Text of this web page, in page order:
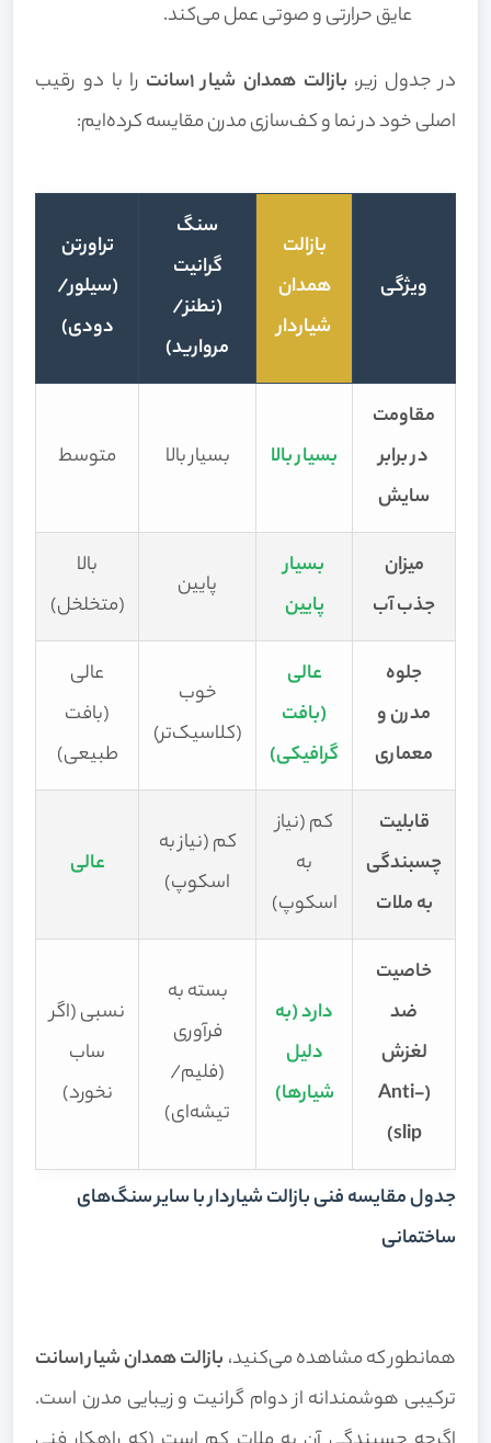
عایق حرارتی و صوتی عمل می‌کند.
در جدول زیر، بازالت همدان شیار 1سانت
را با دو رقیب
اصلی خود در نما و کف‌سازی مدرن مقایسه کرده‌ایم:
جدول مقایسه فنی بازالت شیاردار با سایر سنگ‌های
ساختمانی
ویژگی
بازالت
همدان
شیاردار
سنگ
گرانیت
(نطنز/
مروارید)
تراورتن
(سیلور/
دودی)
مقاومت
در برابر
سایش
بسیار بالا بسیار بالا متوسط
میزان
جذب آب
بسیار
پایین
پایین
بالا
(متخلخل)
جلوه
مدرن و
معماری
عالی
(بافت
گرافیکی)
خوب
(کلاسیک‌تر)
عالی
(بافت
طبیعی)
قابلیت
چسبندگی
به ملات
کم (نیاز
به
اسکوپ)
کم (نیاز به
اسکوپ)
عالی
خاصیت
ضد
لغزش
(Anti-
slip)
دارد (به
دلیل
شیارها)
بسته به
فرآوری
(فلیم/
تیشه‌ای)
نسبی (اگر
ساب
نخورد)
همانطور که مشاهده می‌کنید، بازالت همدان شیار 1سانت
ترکیبی هوشمندانه از دوام گرانیت و زیبایی مدرن است.